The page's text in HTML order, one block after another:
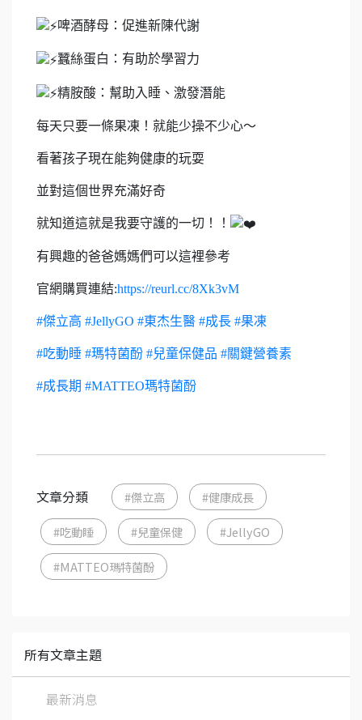
啤酒酵母：促進新陳代謝
蠶絲蛋白：有助於學習力
精胺酸：幫助入睡、激發潛能
每天只要一條果凍！就能少操不少心～
看著孩子現在能夠健康的玩耍
並對這個世界充滿好奇
就知道這就是我要守護的一切！！
有興趣的爸爸媽媽們可以這裡參考
官網購買連結:https://reurl.cc/8Xk3vM
#傑立高 #JellyGO #東杰生醫 #成長 #果凍
#吃動睡 #瑪特菌酚 #兒童保健品 #關鍵營養素
#成長期 #MATTEO瑪特菌酚
文章分類 #傑立高 #健康成長
#吃動睡 #兒童保健 #JellyGO
#MATTEO瑪特菌酚
所有文章主題
最新消息